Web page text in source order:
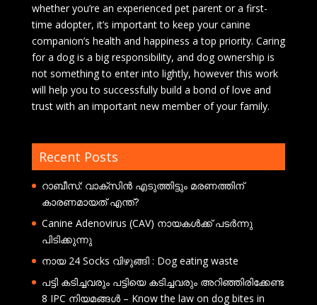
whether you’re an experienced pet parent or a first-
time adopter, it’s important to keep your canine
companion’s health and happiness a top priority. Caring
for a dog is a big responsibility, and dog ownership is
not something to enter into lightly, however this work
will help you to successfully build a bond of love and
trust with an important new member of your family.
Recent Posts
റാബീസ്: വാക്സിൻ എടുത്തിട്ടും മരണത്തിന്
കാരണമായത് എന്ത്?
Canine Adenovirus (CAV) നായകൾക്ക് പടർന്നു
പിടിക്കുന്നു
നായ 24 Socks വിഴുങ്ങി : Dog eating waste
പട്ടി കടിച്ചവരും പട്ടിയെ കടിച്ചവരും അറിഞ്ഞിരിക്കേണ്ട
8 IPC നിയമങ്ങൾ – Know the law on dog bites in